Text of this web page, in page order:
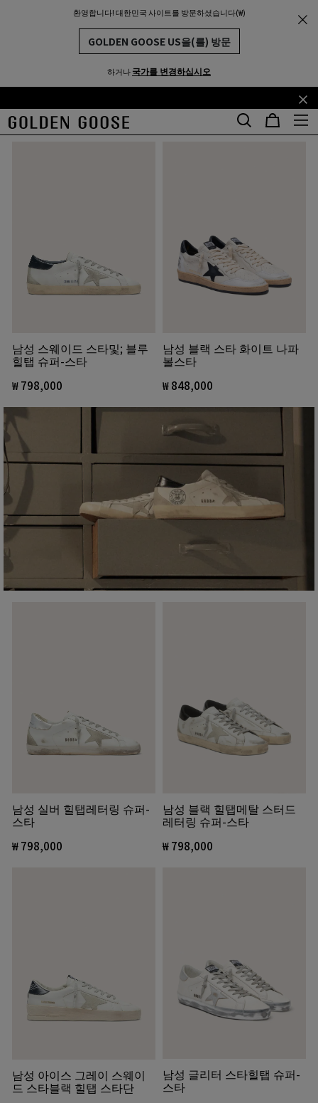
환영합니다! 대한민국 사이트를 방문하셨습니다(₩)
GOLDEN GOOSE US을(를) 방문
하거나국가를 변경하십시오
기
본
콘
꼬
리
말
기
CO-CREATION FOR HIM
CO-CREATION FOR HIM
필터 및 분류
남성 스웨이드 스타및; 블루
힐탭 슈퍼-스타
₩ 798,000
남성 블랙 스타 화이트 나파
볼스타
₩ 848,000
남성 실버 힐탭레터링 슈퍼-
스타
₩ 798,000
남성 블랙 힐탭메탈 스터드
레터링 슈퍼-스타
₩ 798,000
남성 아이스 그레이 스웨이
드 스타블랙 힐탭 스타단
남성 글리터 스타힐탭 슈퍼-
스타